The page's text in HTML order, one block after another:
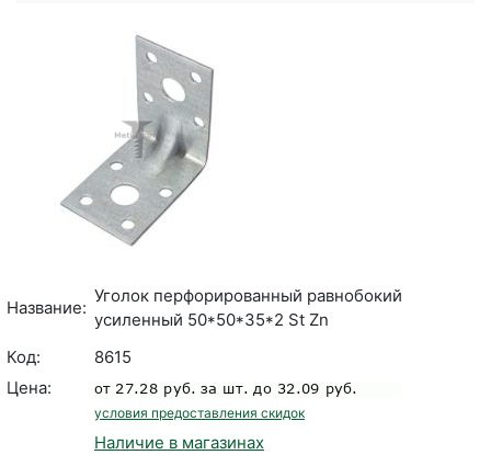
Название:
Уголок перфорированный равнобокий
усиленный 50*50*35*2 St Zn
Код:
8615
Цена:
условия предоставления скидок
Наличие в магазинах